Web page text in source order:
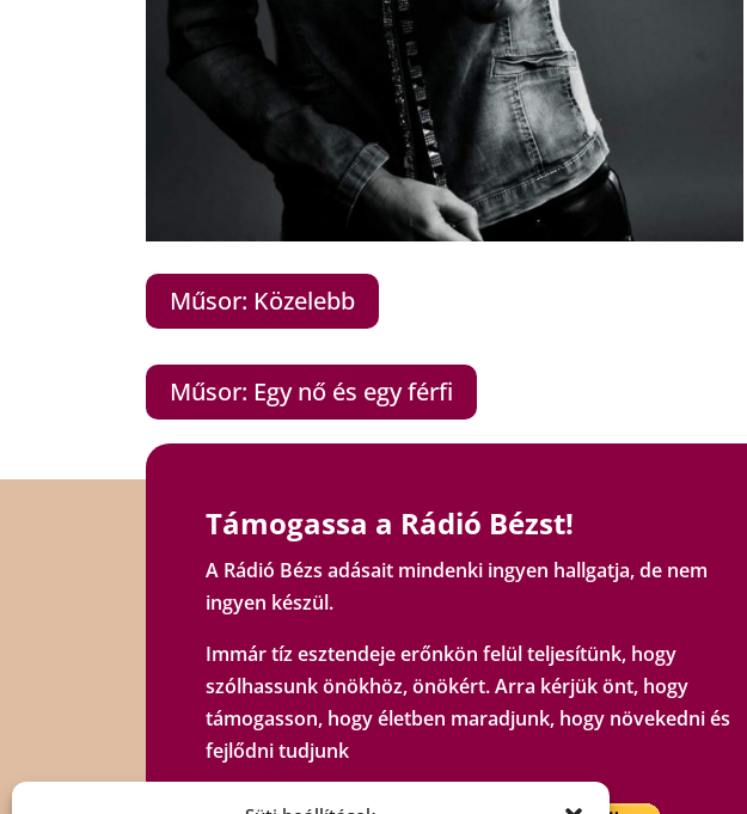
Műsor: Közelebb
Műsor: Egy nő és egy férfi
Támogassa a Rádió Bézst!
A Rádió Bézs adásait mindenki ingyen hallgatja, de nem
ingyen készül.
Immár tíz esztendeje erőnkön felül teljesítünk, hogy
szólhassunk önökhöz, önökért. Arra kérjük önt, hogy
támogasson, hogy életben maradjunk, hogy növekedni és
fejlődni tudjunk